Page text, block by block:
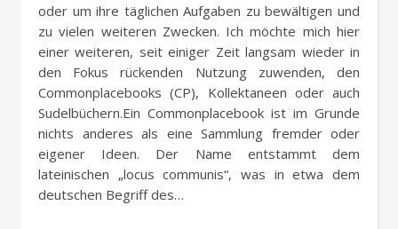
oder um ihre täglichen Aufgaben zu bewältigen und
zu vielen weiteren Zwecken. Ich möchte mich hier
einer weiteren, seit einiger Zeit langsam wieder in
den Fokus rückenden Nutzung zuwenden, den
Commonplacebooks (CP), Kollektaneen oder auch
Sudelbüchern.Ein Commonplacebook ist im Grunde
nichts anderes als eine Sammlung fremder oder
eigener Ideen. Der Name entstammt dem
lateinischen „locus communis“, was in etwa dem
deutschen Begriff des…